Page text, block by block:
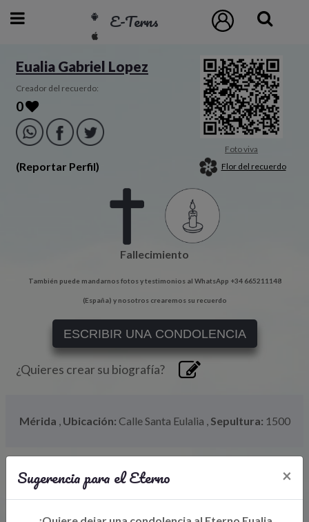
E-Terns
ESP
ENG
POR
Inicio
Acceso
Eualia Gabriel Lopez
Creador del recuerdo:
0
(Reportar Perfil)
Foto viva
Flor del recuerdo
Fallecimiento
También puede mandarnos fotos y testimonios al WhatsApp +34 665211148
(España) y nosotros crearemos su recuerdo
ESCRIBIR UNA CONDOLENCIA
¿Quieres crear su biografía?
Mérida , Ubicación: Calle Santa Eulalia , Sepultura: 1500
Sugerencia para el Eterno ×